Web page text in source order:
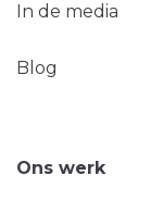
In de media
Blog
Ons werk